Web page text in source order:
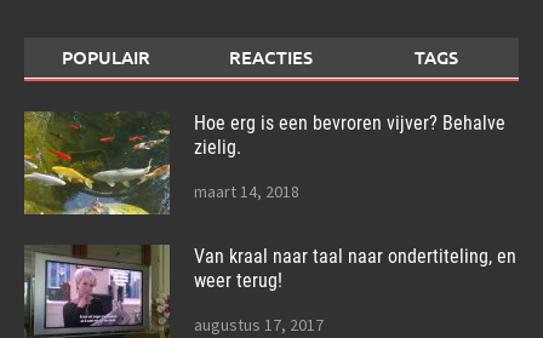
POPULAIR REACTIES TAGS
Hoe erg is een bevroren vijver? Behalve
zielig.
maart 14, 2018
Van kraal naar taal naar ondertiteling, en
weer terug!
augustus 17, 2017